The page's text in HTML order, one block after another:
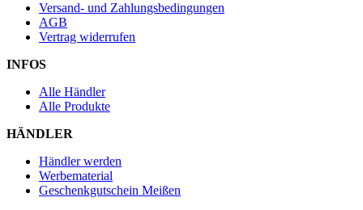
Versand- und Zahlungsbedingungen
AGB
Vertrag widerrufen
INFOS
Alle Händler
Alle Produkte
HÄNDLER
Händler werden
Werbematerial
Geschenkgutschein Meißen